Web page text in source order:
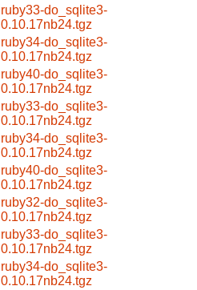
ruby33-do_sqlite3-
0.10.17nb24.tgz
ruby34-do_sqlite3-
0.10.17nb24.tgz
ruby40-do_sqlite3-
0.10.17nb24.tgz
ruby33-do_sqlite3-
0.10.17nb24.tgz
ruby34-do_sqlite3-
0.10.17nb24.tgz
ruby40-do_sqlite3-
0.10.17nb24.tgz
ruby32-do_sqlite3-
0.10.17nb24.tgz
ruby33-do_sqlite3-
0.10.17nb24.tgz
ruby34-do_sqlite3-
0.10.17nb24.tgz